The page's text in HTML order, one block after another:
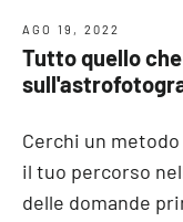
AGO 19, 2022
Tutto quello
Cerchi un
il tuo percorso
delle domande